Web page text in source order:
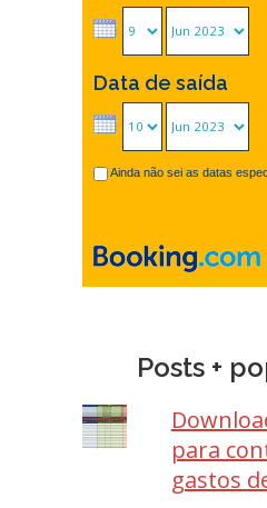
Data de saída
Ainda não sei as datas
Posts +
para
gastos